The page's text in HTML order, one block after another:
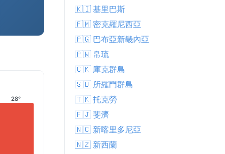
28°
🇰🇮 基里巴斯
🇫🇲 密克羅尼西亞
🇵🇬 巴布亞新畿內亞
🇵🇼 帛琉
🇨🇰 庫克群島
🇸🇧 所羅門群島
🇹🇰 托克勞
🇫🇯 斐濟
🇳🇨 新喀里多尼亞
🇳🇿 新西蘭